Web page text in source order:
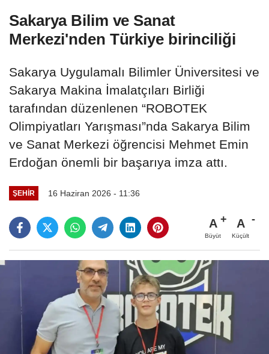
Sakarya Bilim ve Sanat
Merkezi'nden Türkiye birinciliği
Sakarya Uygulamalı Bilimler Üniversitesi ve
Sakarya Makina İmalatçıları Birliği
tarafından düzenlenen “ROBOTEK
Olimpiyatları Yarışması”nda Sakarya Bilim
ve Sanat Merkezi öğrencisi Mehmet Emin
Erdoğan önemli bir başarıya imza attı.
ŞEHIR 16 Haziran 2026 - 11:36
A
Büyüt
A
Küçült